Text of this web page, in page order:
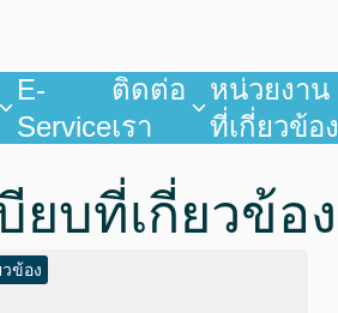
E-
Service
ติดต่อ
เรา
หน่วยงาน
ที่เกี่ยวข้อง
ยบที่เกี่ยวข้อง
ข้อง